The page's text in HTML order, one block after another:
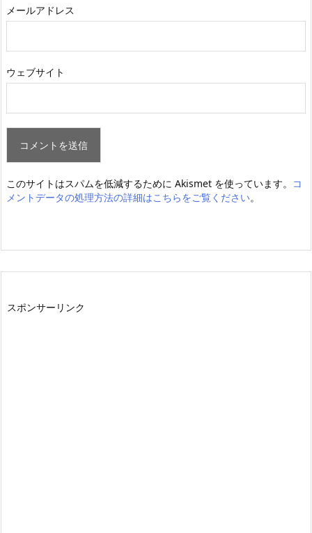
メールアドレス
ウェブサイト
このサイトはスパムを低減するために Akismet を使っています。
コ
メントデータの処理方法の詳細はこちらをご覧ください。
スポンサーリンク